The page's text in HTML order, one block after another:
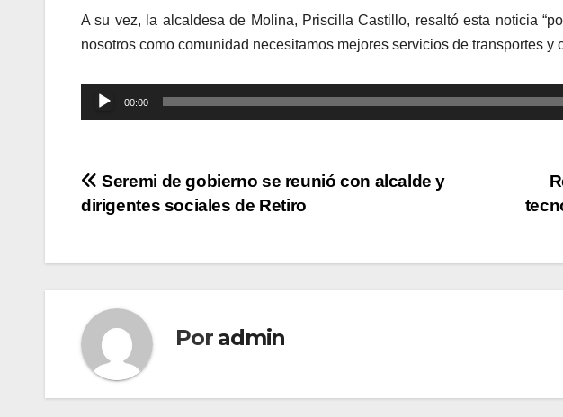
A su vez, la alcaldesa de Molina, Priscilla Castillo, resaltó esta noticia
nosotros como comunidad necesitamos mejores servicios de transportes y
Reproductor
de
00:00
Navegación
de
entradas
Seremi de gobierno se reunió con alcalde y
dirigentes sociales de Retiro
Por admin